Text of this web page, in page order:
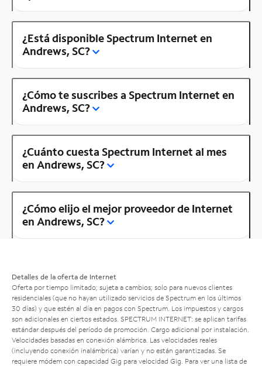
¿Está disponible Spectrum Internet en
Andrews, SC?
¿Cómo te suscribes a Spectrum Internet en
Andrews, SC?
¿Cuánto cuesta Spectrum Internet al mes
en Andrews, SC?
¿Cómo elijo el mejor proveedor de Internet
en Andrews, SC?
Detalles de la oferta de Internet
Oferta por tiempo limitado; sujeta a cambios; solo para nuevos clientes
residenciales (que no hayan utilizado servicios de Spectrum en los últimos
30 días) y que estén al día en pagos con Spectrum. Los impuestos y cargos
son adicionales en ciertos estados. SPECTRUM INTERNET: se aplican tarifas
estándar después del período de promoción. Cargo adicional por instalación.
Velocidades basadas en conexión alámbrica. Las velocidades reales
(incluyendo conexión inalámbrica) varían y no están garantizadas. Se
requiere módem con capacidad Gig para velocidad Gig. Para ver una lista de